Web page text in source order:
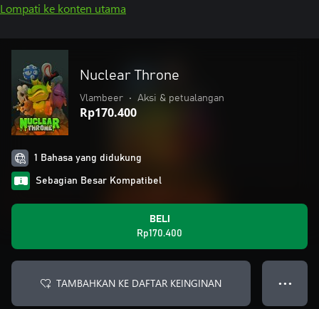
Lompati ke konten utama
Nuclear Throne
Vlambeer • Aksi & petualangan
Rp170.400
1 Bahasa yang didukung
Sebagian Besar Kompatibel
BELI
Rp170.400
TAMBAHKAN KE DAFTAR KEINGINAN ● ● ●